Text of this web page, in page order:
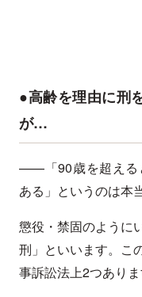
●高齢を理由に刑
が…
——「90歳を超える
ある」というのは本
懲役・禁固のように
刑」といいます。こ
事訴訟法上2つありま